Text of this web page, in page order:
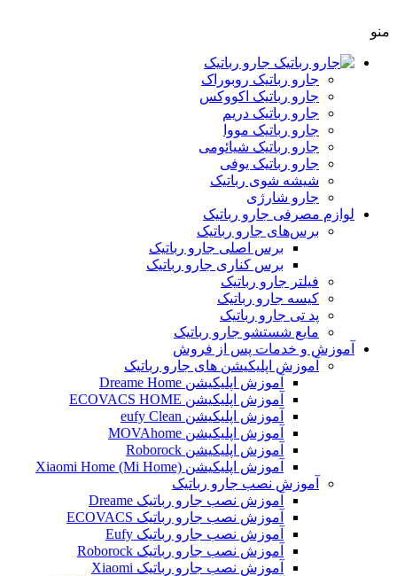
منو
جارو رباتیک
جارو رباتیک روبوراک
جارو رباتیک اکووکس
جارو رباتیک دریم
جارو رباتیک مووا
جارو رباتیک شیائومی
جارو رباتیک یوفی
شیشه شوی رباتیک
جارو شارژی
لوازم مصرفی جارو رباتیک
برس‌های جارو رباتیک
برس‌ اصلی جارو رباتیک
برس کناری جارو رباتیک
فیلتر جارو رباتیک
کیسه جارو رباتیک
پد تی جارو رباتیک
مایع شستشو جارو رباتیک
آموزش و خدمات پس از فروش
آموزش اپلیکیشن های جارو رباتیک
آموزش اپلیکیشن Dreame Home
آموزش اپلیکیشن ECOVACS HOME
آموزش اپلیکیشن eufy Clean
آموزش اپلیکیشن MOVAhome
آموزش اپلیکیشن Roborock
آموزش اپلیکیشن Xiaomi Home (Mi Home)
آموزش نصب جارو رباتیک
آموزش نصب جارو رباتیک Dreame
آموزش نصب جارو رباتیک ECOVACS
آموزش نصب جارو رباتیک Eufy
آموزش نصب جارو رباتیک Roborock
آموزش نصب جارو رباتیک Xiaomi